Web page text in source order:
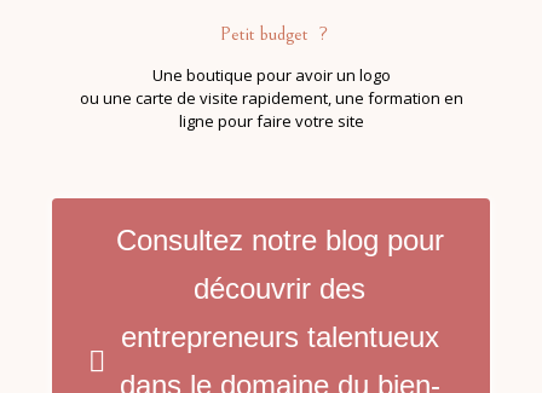
Petit budget ?
Une boutique pour avoir un logo
ou une carte de visite rapidement, une formation en
ligne pour faire votre site
Consultez notre blog pour
découvrir des
entrepreneurs talentueux
dans le domaine du bien-